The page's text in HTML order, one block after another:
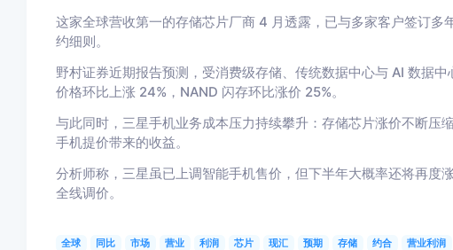
这家全球营收第一的存储芯片厂商 4 月透露，已与多家客户签订多
约细则。
野村证券近期报告预测，受消费级存储、传统数据中心与 AI 数据
价格环比上涨 24%，NAND 闪存环比涨价 25%。
与此同时，三星手机业务成本压力持续攀升：存储芯片涨价不断压
手机提价带来的收益。
分析师称，三星虽已上调智能手机售价，但下半年大概率还将再
全线调价。
全球 同比 市场 营业 利润 芯片 现汇 预期 存储 约合 营业利润